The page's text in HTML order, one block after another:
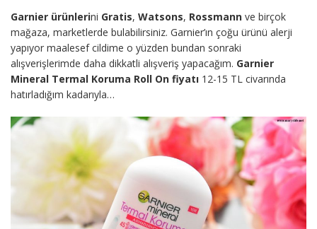
Garnier ürünlerini Gratis, Watsons, Rossmann ve birçok
mağaza, marketlerde bulabilirsiniz. Garnier’ın çoğu ürünü alerji
yapıyor maalesef cildime o yüzden bundan sonraki
alışverişlerimde daha dikkatli alışveriş yapacağım. Garnier
Mineral Termal Koruma Roll On fiyatı 12-15 TL civarında
hatırladığım kadarıyla…